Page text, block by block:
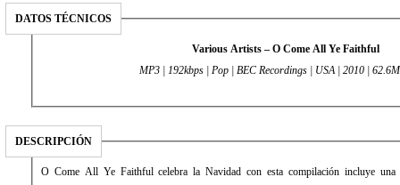
DATOS TÉCNICOS
Various Artists – O Come All Ye Faithful
MP3 | 192kbps | Pop | BEC Recordings | USA | 2010 |
DESCRIPCIÓN
O Come All Ye Faithful celebra la Navidad con esta compilación incluye una